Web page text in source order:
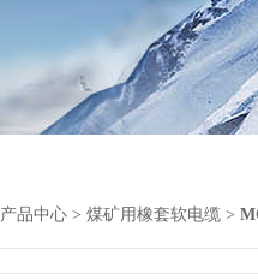
产品中心 > 煤矿用橡套软电缆 >